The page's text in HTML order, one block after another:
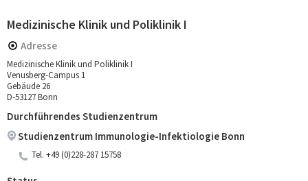
Medizinische Klinik und Poliklinik I
Adresse
Medizinische Klinik und Poliklinik I
Venusberg-Campus 1
Gebäude 26
D-53127 Bonn
Durchführendes Studienzentrum
Studienzentrum Immunologie-Infektiologie Bonn
Tel. +49 (0)228-287 15758